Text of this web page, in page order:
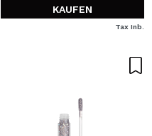
KAUFEN
Tax Inb.